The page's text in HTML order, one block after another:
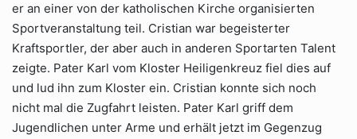
er an einer von der katholischen Kirche organisierten
Sportveranstaltung teil. Cristian war begeisterter
Kraftsportler, der aber auch in anderen Sportarten Talent
zeigte. Pater Karl vom Kloster Heiligenkreuz fiel dies auf
und lud ihn zum Kloster ein. Cristian konnte sich noch
nicht mal die Zugfahrt leisten. Pater Karl griff dem
Jugendlichen unter Arme und erhält jetzt im Gegenzug